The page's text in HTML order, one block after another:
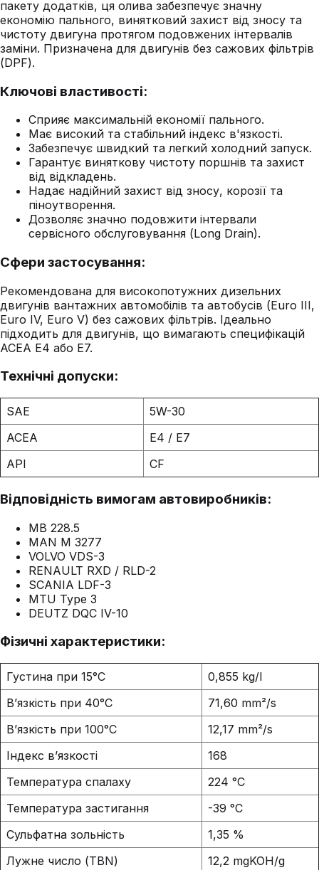
пакету додатків, ця олива забезпечує значну
економію пального, винятковий захист від зносу та
чистоту двигуна протягом подовжених інтервалів
заміни. Призначена для двигунів без сажових фільтрів
(DPF).
Ключові властивості:
Сприяє максимальній економії пального.
Має високий та стабільний індекс в'язкості.
Забезпечує швидкий та легкий холодний запуск.
Гарантує виняткову чистоту поршнів та захист
від відкладень.
Надає надійний захист від зносу, корозії та
піноутворення.
Дозволяє значно подовжити інтервали
сервісного обслуговування (Long Drain).
Сфери застосування:
Рекомендована для високопотужних дизельних
двигунів вантажних автомобілів та автобусів (Euro III,
Euro IV, Euro V) без сажових фільтрів. Ідеально
підходить для двигунів, що вимагають специфікацій
ACEA E4 або E7.
Технічні допуски:
SAE
5W-30
ACEA
E4 / E7
API
CF
Відповідність вимогам автовиробників:
MB 228.5
MAN M 3277
VOLVO VDS-3
RENAULT RXD / RLD-2
SCANIA LDF-3
MTU Type 3
DEUTZ DQC IV-10
Фізичні характеристики:
Густина при 15°C
0,855 kg/l
В’язкість при 40°C
71,60 mm²/s
В’язкість при 100°C
12,17 mm²/s
Індекс в’язкості
168
Температура спалаху
224 °C
Температура застигання
-39 °C
Сульфатна зольність
1,35 %
Лужне число (TBN)
12,2 mgKOH/g